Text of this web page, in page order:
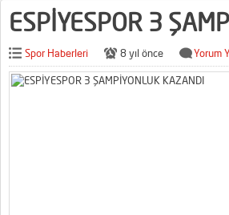
ESPİYESPOR 3
Spor Haberleri 8 yıl önce Yorum